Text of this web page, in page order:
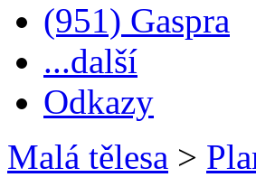
(951) Gaspra
...další
Odkazy
Malá tělesa >